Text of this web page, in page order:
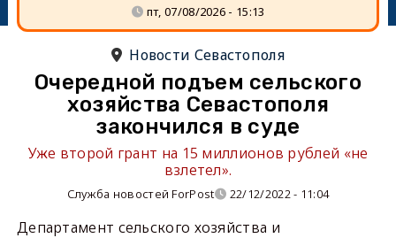
пт, 07/08/2026 - 15:13
Новости Севастополя
Очередной подъем сельского
хозяйства Севастополя
закончился в суде
Уже второй грант на 15 миллионов рублей «не
взлетел».
Служба новостей ForPost 22/12/2022 - 11:04
Департамент сельского хозяйства и